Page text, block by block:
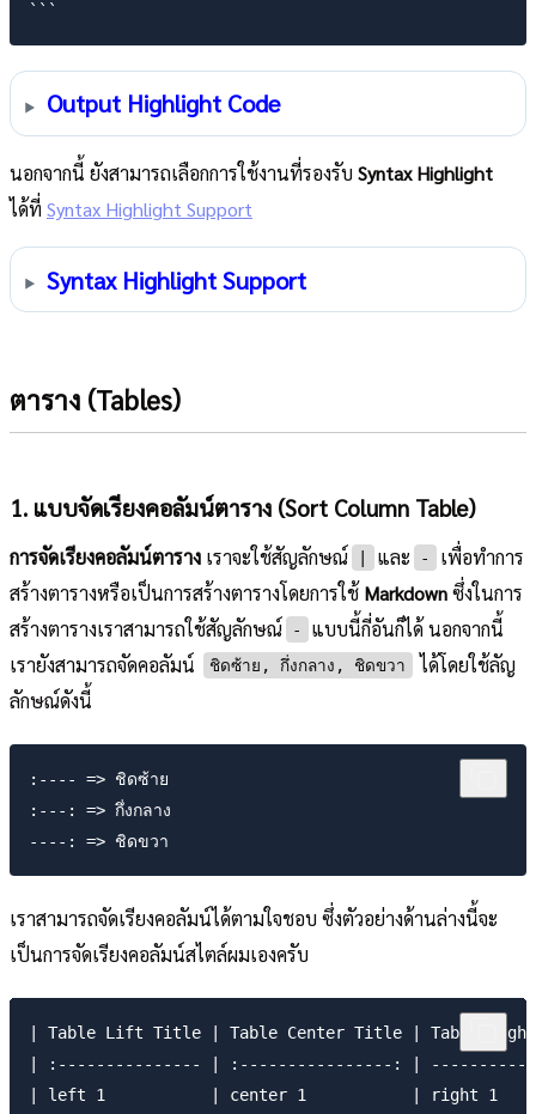
Output Highlight Code
นอกจากนี้ ยังสามารถเลือกการใช้งานที่รองรับ Syntax Highlight
ได้ที่ Syntax Highlight Support
Syntax Highlight Support
ตาราง (Tables)
1. แบบจัดเรียงคอลัมน์ตาราง (Sort Column Table)
การจัดเรียงคอลัมน์ตาราง เราจะใช้สัญลักษณ์ และ -
เพื่อทำการ
สร้างตารางหรือเป็นการสร้างตารางโดยการใช้ Markdownซึ่งในการ
สร้างตารางเราสามารถใช้สัญลักษณ์
-
แบบนี้กี่อันก็ได้ นอกจากนี้
เรายังสามารถจัดคอลัมน์
ชิดซ้าย, กึ่งกลาง, ชิดขวา
ได้โดยใช้ลัญ
ลักษณ์ดังนี้
:---- => ชิดซ้าย
:---: => กึ่งกลาง
เราสามารถจัดเรียงคอลัมน์ได้ตามใจชอบ ซึ่งตัวอย่างด้านล่างนี้จะ
เป็นการจัดเรียงคอลัมน์สไตล์ผมเองครับ
| Table Lift Title | Table Center Title | Table
| :--------------- | :----------------: |
| left 1           | center 1           | right 1